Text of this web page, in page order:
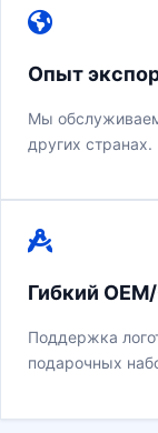
Опыт
Мы
других странах.
Гибкий
Поддержка
подарочных